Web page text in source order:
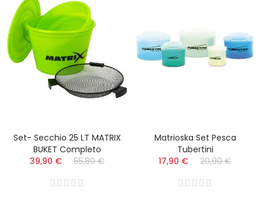
Set- Secchio 25 LT MATRIX
BUKET Completo
39,90 €
55,80 €
Matrioska Set Pesca
Tubertini
17,90 €
20,90 €